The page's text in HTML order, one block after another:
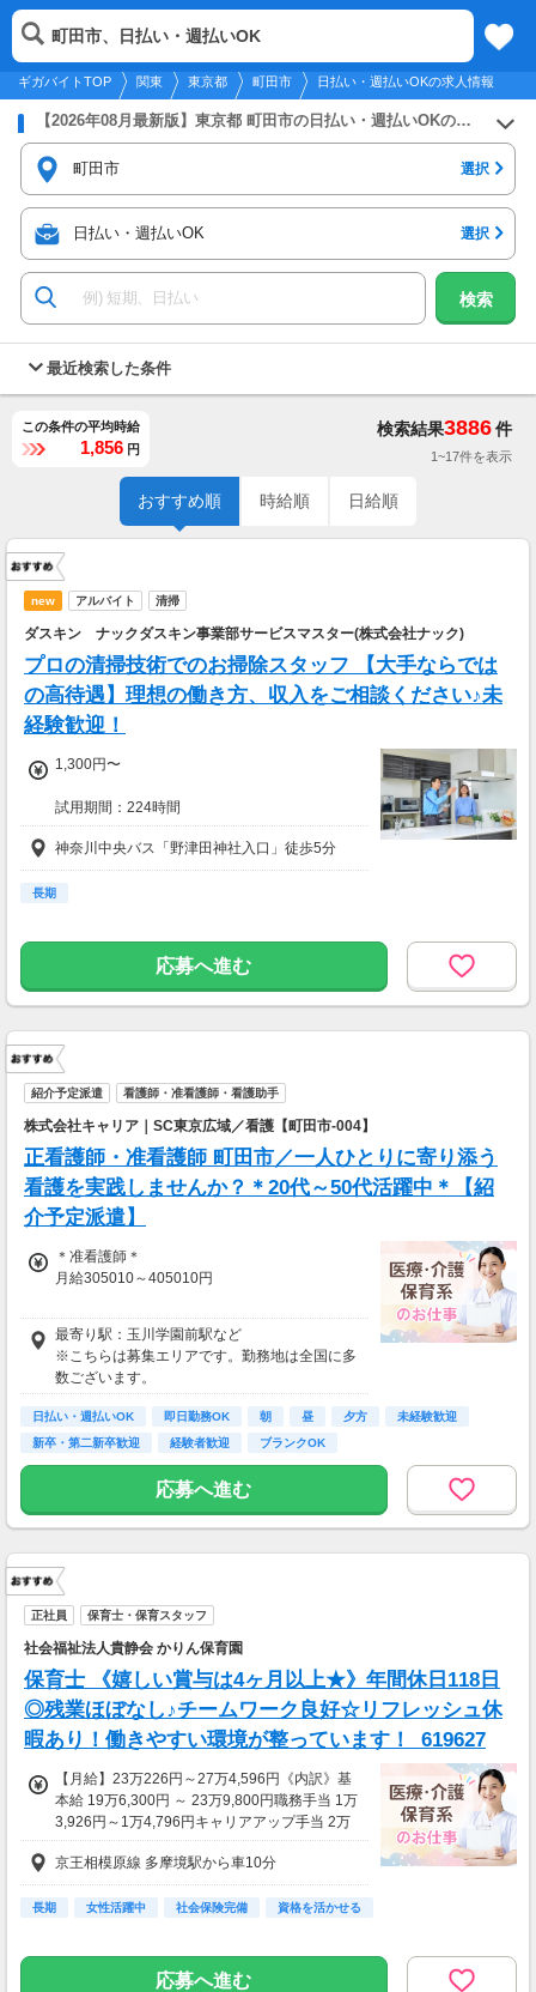
2026年8月10日更新
関東
メニュー
ギガバイトTOP 関東 東京都 町田市 日払い・週払いOKの求人情報
町田市、日払い・週払いOK
【2026年08月最新版】東京都 町田市の日払い・週払いOKのバイト・アルバイト・パートの求人募集情報
町田市 選択
日払い・週払いOK 選択
検索
最近検索した条件
この条件の平均時給
1,856 円
検索結果3886件
1~17件を表示
おすすめ順 時給順 日給順
new アルバイト 清掃
ダスキン ナックダスキン事業部サービスマスター(株式会社ナック)
プロの清掃技術でのお掃除スタッフ 【大手ならでは
の高待遇】理想の働き方、収入をご相談ください♪未
経験歓迎！
1,300円〜
試用期間：224時間
時給
1,250円
試用期間基本給：1,250円
神奈川中央バス「野津田神社入口」徒歩5分
長期
応募へ進む
紹介予定派遣 看護師・准看護師・看護助手
株式会社キャリア｜SC東京広域／看護【町田市-004】
正看護師・准看護師 町田市／一人ひとりに寄り添う
看護を実践しませんか？＊20代～50代活躍中＊【紹
介予定派遣】
＊准看護師＊
月給305010～405010円
＊正看護師＊
月給321064～421064円
最寄り駅：玉川学園前駅など
※こちらは募集エリアです。勤務地は全国に多
数ございます。
日払い・週払いOK 即日勤務OK 朝 昼 夕方
未経験歓迎
新卒・第二新卒歓迎
経験者歓迎 ブランクOK
応募へ進む
正社員 保育士・保育スタッフ
社会福祉法人貴静会 かりん保育園
保育士 《嬉しい賞与は4ヶ月以上★》年間休日118日
◎残業ほぼなし♪チームワーク良好☆リフレッシュ休
暇あり！働きやすい環境が整っています！_619627
【月給】23万226円～27万4,596円《内訳》基
本給 19万6,300円 ～ 23万9,800円職務手当 1万
3,926円～1万4,796円キャリアアップ手当 2万
円＜その他手当等＞住宅手当処遇改善手当【昇
給】あり（実績2.00％/月）【賞与】あり（実績
年3回・計4.2ヶ月分）
京王相模原線 多摩境駅から車10分
長期 女性活躍中 社会保険完備 資格を活かせる
応募へ進む